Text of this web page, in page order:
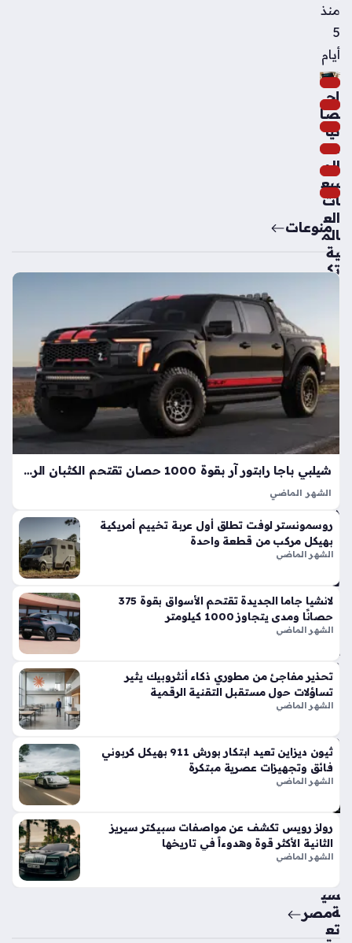
منذ
5
أيام
إح
صا
ئيا
ت
الم
بيع
ات
الع
الم
ية
تك
سي
ارة
الك
هرب
الأك
ثر
اعت
ما
دي
ة
وت
قاً
في
الأ
س
وا
ق
الح
الي
منذ
أيام
حق
ائ
ق
سي
ة
تع
منوعات
شيلبي باجا رابتور آر بقوة 1000 حصان تقتحم الكثبان الرملية بأداء خارق
الشهر الماضي
المفرطة التي تكسر حواجز الأداء التقليدية في شاحنات البيك أب، إذ
ارتقت بهذه الفئة إلى مستويات غير مسبوقة بفضل تعديلات…
روسمونستر لوفت تطلق أول عربة تخييم أمريكية
بهيكل مركب من قطعة واحدة
الشهر الماضي
لانشيا جاما الجديدة تقتحم الأسواق بقوة 375
حصانًا ومدى يتجاوز 1000 كيلومتر
الشهر الماضي
تحذير مفاجئ من مطوري ذكاء أنثروبيك يثير
تساؤلات حول مستقبل التقنية الرقمية
الشهر الماضي
ثيون ديزاين تعيد ابتكار بورش 911 بهيكل كربوني
فائق وتجهيزات عصرية مبتكرة
الشهر الماضي
رولز رويس تكشف عن مواصفات سبيكتر سيريز
الثانية الأكثر قوة وهدوءاً في تاريخها
الشهر الماضي
مصر